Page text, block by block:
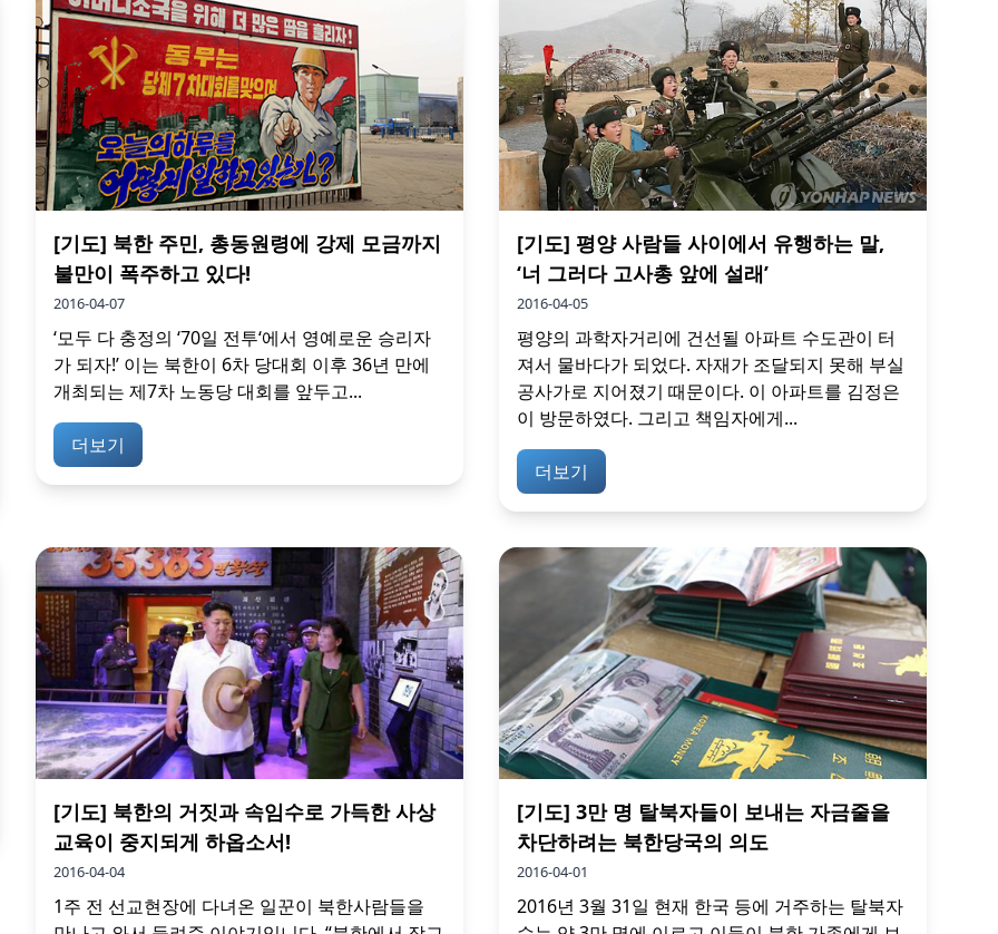
[기도] 북한 주민, 총동원령에 강제 모금까지
불만이 폭주하고 있다!
2016-04-07
‘모두 다 충정의 ‘70일 전투‘에서 영예로운 승리자
가 되자!’ 이는 북한이 6차 당대회 이후 36년 만에
개최되는 제7차 노동당 대회를 앞두고...
더보기
[기도] 평양 사람들 사이에서 유행하는 말,
‘너 그러다 고사총 앞에 설래’
2016-04-05
평양의 과학자거리에 건선될 아파트 수도관이 터
져서 물바다가 되었다. 자재가 조달되지 못해 부실
공사가로 지어졌기 때문이다. 이 아파트를 김정은
이 방문하였다. 그리고 책임자에게...
더보기
[기도] 북한의 거짓과 속임수로 가득한 사상
교육이 중지되게 하옵소서!
2016-04-04
1주 전 선교현장에 다녀온 일꾼이 북한사람들을
[기도] 3만 명 탈북자들이 보내는 자금줄을
차단하려는 북한당국의 의도
2016-04-01
2016년 3월 31일 현재 한국 등에 거주하는 탈북자